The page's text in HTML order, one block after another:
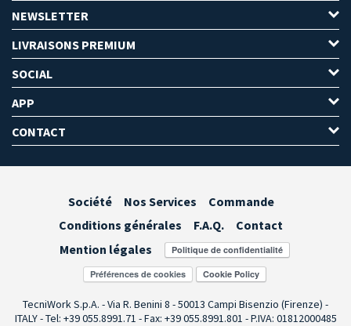
NEWSLETTER
LIVRAISONS PREMIUM
SOCIAL
APP
CONTACT
Société Nos Services
Commande
Conditions générales
F.A.Q.
Contact
Mention légales
Préférences de cookies
TecniWork S.p.A. - Via R. Benini 8 - 50013 Campi Bisenzio (Firenze) -
ITALY - Tel: +39 055.8991.71 - Fax: +39 055.8991.801 - P.IVA: 01812000485